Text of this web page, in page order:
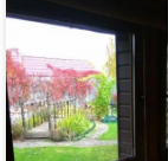
Клязьма